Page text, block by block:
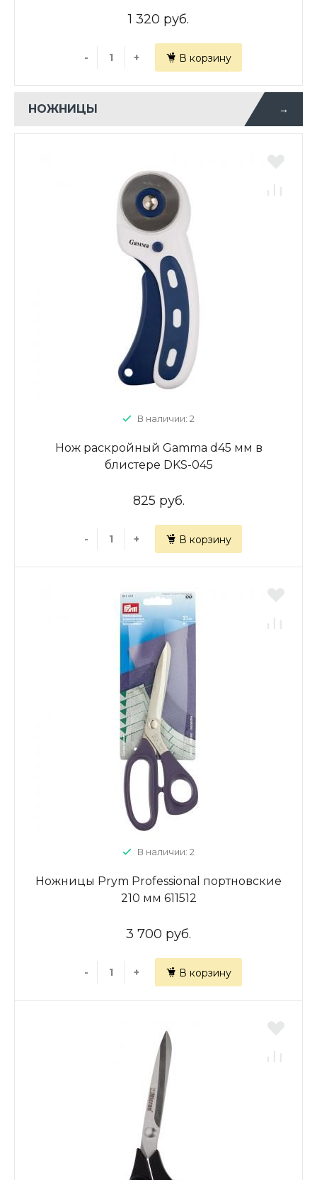
1 320 руб.
- + В корзину
НОЖНИЦЫ →
В наличии: 2
Нож раскройный Gamma d45 мм в
блистере DKS-045
825 руб.
- + В корзину
В наличии: 2
Ножницы Prym Professional портновские
210 мм 611512
3 700 руб.
- + В корзину